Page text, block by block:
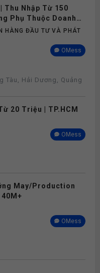
Thu Nhập Từ 150
Phụ Thuộc Doanh
HÀNG ĐẦU TƯ VÀ PHÁT
OMess
Tàu, Hải Dương, Quảng
20 Triệu | TP.HCM
OMess
May/Production
OMess